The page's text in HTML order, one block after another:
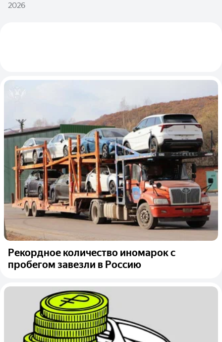
2026
Рекордное количество иномарок с
пробегом завезли в Россию